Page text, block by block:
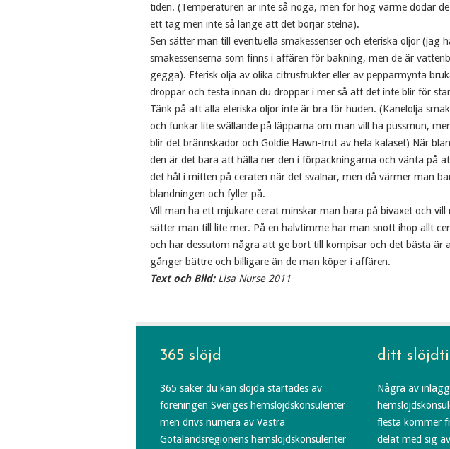
tiden. (Temperaturen är inte så noga, men för hög värme dödar
ett tag men inte så länge att det börjar stelna).
Sen sätter man till eventuella smakessenser och eteriska oljor (jag
smakessenserna som finns i affären för bakning, men de är
gegga). Eterisk olja av olika citrusfrukter eller av pepparmynta
droppar och testa innan du droppar i mer så att det inte blir för
Tänk på att alla eteriska oljor inte är bra för huden. (Kanelolja
och funkar lite svällande på läpparna om man vill ha pussmun,
blir det brännskador och Goldie Hawn-trut av hela kalaset) När
den är det bara att hälla ner den i förpackningarna och vänta på
det hål i mitten på ceraten när det svalnar, men då värmer man
blandningen och fyller på.
Vill man ha ett mjukare cerat minskar man bara på bivaxet och vill
sätter man till lite mer. På en halvtimme har man snott ihop allt
och har dessutom några att ge bort till kompisar och det bästa är
gånger bättre och billigare än de man köper i affären.
Text och Bild:Lisa Nurse 2011
365 slöjd
365 saker du kan slöjda startades av
föreningen Sveriges hemslöjdskonsulenter
men drivs numera av Västra
Götalandsregionens hemslöjdskonsulenter
ditt
Några av
flesta kommer
delat med sig